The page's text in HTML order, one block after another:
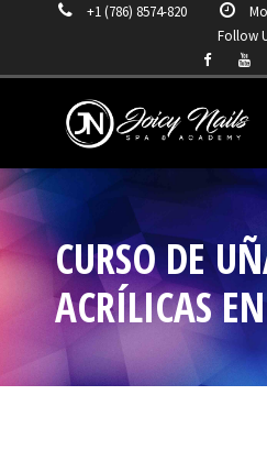
+1 (786) 8574-820
Follow
CURSO DE
ACRÍLICAS